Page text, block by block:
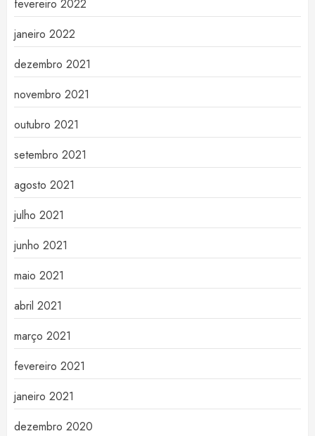
fevereiro 2022
janeiro 2022
dezembro 2021
novembro 2021
outubro 2021
setembro 2021
agosto 2021
julho 2021
junho 2021
maio 2021
abril 2021
março 2021
fevereiro 2021
janeiro 2021
dezembro 2020